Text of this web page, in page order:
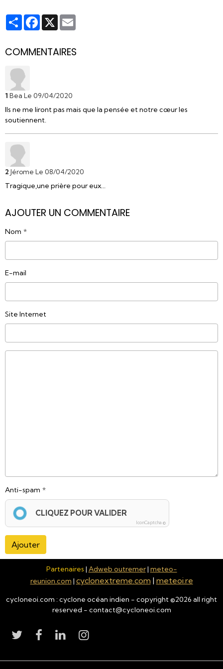
PartagerFacebook
X
COMMENTAIRES
1 Bea Le 09/04/2020
Ils ne me liront pas mais que la pensée et notre cœur les
soutiennent.
2 Jérome Le 08/04/2020
Tragique,une prière pour eux...
AJOUTER UN COMMENTAIRE
Nom
E-mail
Site Internet
Anti-spam
CLIQUEZ POUR VALIDER
IconCaptcha ©
Ajouter
Partenaires | Adweb outremer| meteo-
reunion.com | cyclonextreme.com | meteoi.re
cycloneoi.com : cyclone océan indien - copyright ©2026 all right
reserved - contact@cycloneoi.com